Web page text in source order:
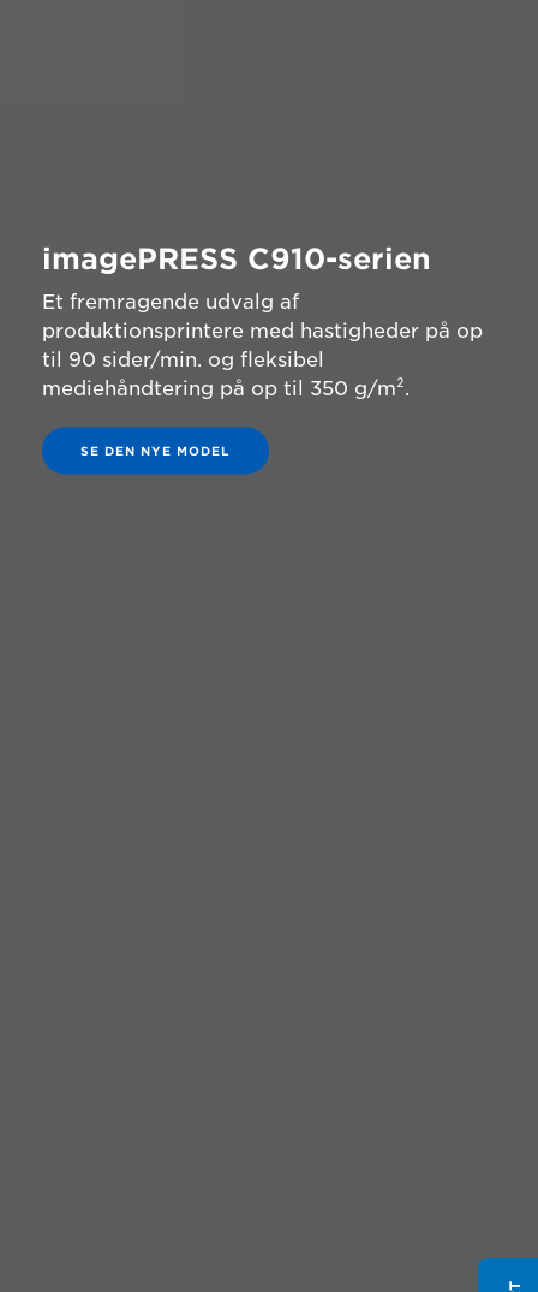
imagePRESS C910-serien
Et fremragende udvalg af
produktionsprintere med hastigheder på op
til 90 sider/min. og fleksibel
mediehåndtering på op til 350 g/m².
SE DEN NYE MODEL